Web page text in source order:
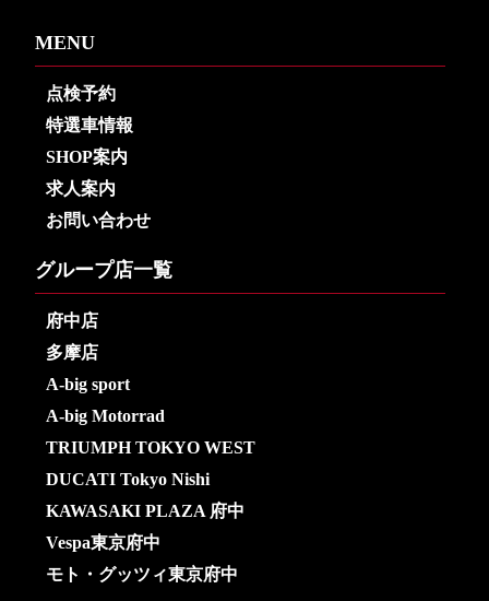
MENU
点検予約
特選車情報
SHOP案内
求人案内
お問い合わせ
グループ店一覧
府中店
多摩店
A-big sport
A-big Motorrad
TRIUMPH TOKYO WEST
DUCATI Tokyo Nishi
KAWASAKI PLAZA 府中
Vespa東京府中
モト・グッツィ東京府中